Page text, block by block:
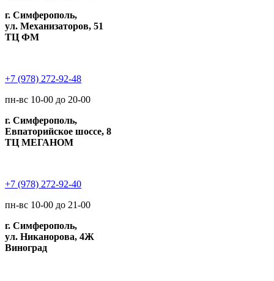
г. Симферополь,
ул. Механизаторов, 51
ТЦ ФМ
+7 (978) 272-92-48
пн-вс 10-00 до 20-00
г. Симферополь,
Евпаторийское шоссе, 8
ТЦ МЕГАНОМ
+7 (978) 272-92-40
пн-вс 10-00 до 21-00
г. Симферополь,
ул. Никанорова, 4Ж
Виноград